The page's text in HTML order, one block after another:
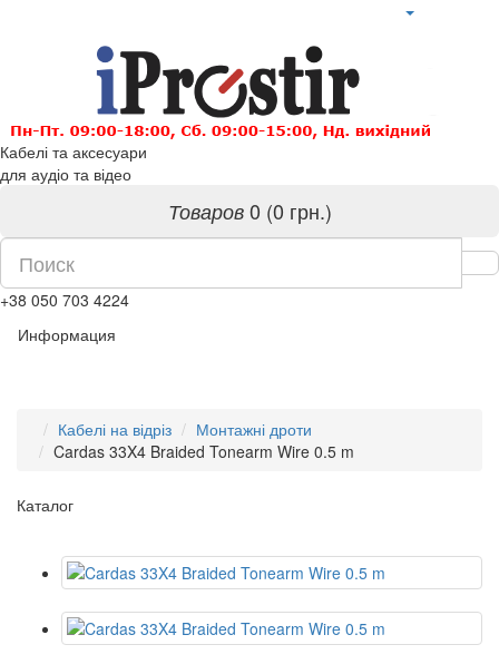
Кабелі та аксесуари
для аудіо та відео
Товаров0 (0 грн.)
+38 050 703 4224
Информация
Кабелі на відріз
Монтажні дроти
Cardas 33X4 Braided Tonearm Wire 0.5 m
Каталог